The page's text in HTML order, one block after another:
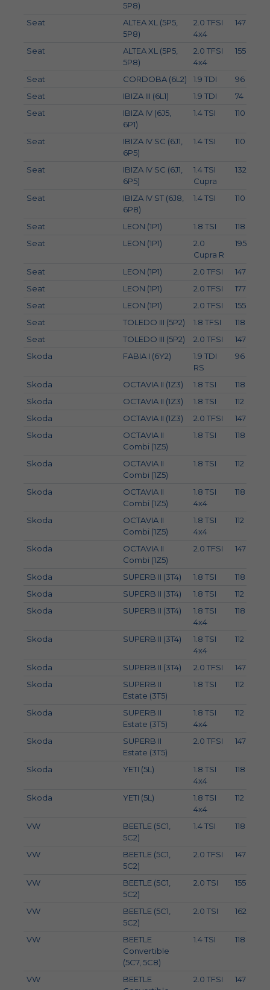
5P8)
Seat
ALTEA XL (5P5,
5P8)
2.0 TFSI
4x4
147
Seat
ALTEA XL (5P5,
5P8)
2.0 TFSI
4x4
155
Seat CORDOBA (6L2) 1.9 TDI 96
Seat
IBIZA III (6L1) 1.9 TDI 74
Seat
IBIZA IV (6J5,
6P1)
1.4 TSI 110
Seat
IBIZA IV SC (6J1,
6P5)
1.4 TSI 110
Seat
IBIZA IV SC (6J1,
6P5)
1.4 TSI
Cupra
132
Seat
IBIZA IV ST (6J8,
6P8)
1.4 TSI 110
Seat LEON (1P1) 1.8 TSI 118
Seat
LEON (1P1)
2.0
Cupra R
195
Seat LEON (1P1) 2.0 TFSI 147
Seat
LEON (1P1) 2.0 TFSI 177
Seat
LEON (1P1) 2.0 TFSI 155
Seat
TOLEDO III (5P2) 1.8 TFSI 118
Seat
TOLEDO III (5P2) 2.0 TFSI 147
Skoda
FABIA I (6Y2)
1.9 TDI
RS
96
Skoda OCTAVIA II (1Z3) 1.8 TSI 118
Skoda
OCTAVIA II (1Z3) 1.8 TSI 112
Skoda
OCTAVIA II (1Z3) 2.0 TFSI 147
Skoda
OCTAVIA II
Combi (1Z5)
1.8 TSI 118
Skoda
OCTAVIA II
Combi (1Z5)
1.8 TSI 112
Skoda
OCTAVIA II
Combi (1Z5)
1.8 TSI
4x4
118
Skoda
OCTAVIA II
Combi (1Z5)
1.8 TSI
4x4
112
Skoda
OCTAVIA II
Combi (1Z5)
2.0 TFSI 147
Skoda SUPERB II (3T4) 1.8 TSI 118
Skoda
SUPERB II (3T4) 1.8 TSI 112
Skoda
SUPERB II (3T4)
1.8 TSI
4x4
118
Skoda SUPERB II (3T4)
1.8 TSI
4x4
112
Skoda SUPERB II (3T4) 2.0 TFSI 147
Skoda
SUPERB II
Estate (3T5)
1.8 TSI 112
Skoda
SUPERB II
Estate (3T5)
1.8 TSI
4x4
112
Skoda
SUPERB II
Estate (3T5)
2.0 TFSI 147
Skoda YETI (5L)
1.8 TSI
4x4
118
Skoda YETI (5L)
1.8 TSI
4x4
112
VW
BEETLE (5C1,
5C2)
1.4 TSI 118
VW
BEETLE (5C1,
5C2)
2.0 TFSI 147
VW
BEETLE (5C1,
5C2)
2.0 TSI 155
VW
BEETLE (5C1,
5C2)
2.0 TSI 162
VW
BEETLE
Convertible
(5C7, 5C8)
1.4 TSI 118
VW
BEETLE
2.0 TFSI 147